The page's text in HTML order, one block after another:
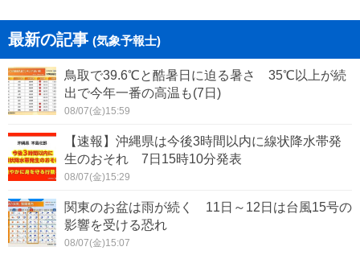
最新の記事 (気象予報士)
鳥取で39.6℃と酷暑日に迫る暑さ 35℃以上が続
出で今年一番の高温も(7日)
08/07(金)15:59
【速報】沖縄県は今後3時間以内に線状降水帯発
生のおそれ 7日15時10分発表
08/07(金)15:29
関東のお盆は雨が続く 11日～12日は台風15号の
影響を受ける恐れ
08/07(金)15:07